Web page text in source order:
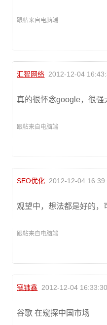
跟帖来自电脑端
汇智网络 2012-12-04
真的很怀念google，很强
跟帖来自电脑端
SEO优化 2012-12-04
观望中，想法都是好的，
跟帖来自电脑端
寇铈鑫 2012-12-04 16:33:30
谷歌 在窥探中国市场